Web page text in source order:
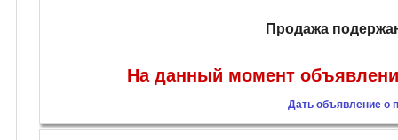
Продажа
На данный момент
Дать объявление о